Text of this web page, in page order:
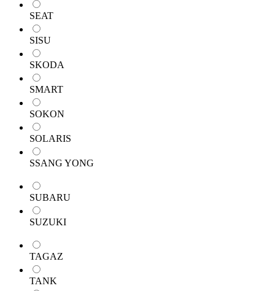
SEAT
SISU
SKODA
SMART
SOKON
SOLARIS
SSANG YONG
SUBARU
SUZUKI
TAGAZ
TANK